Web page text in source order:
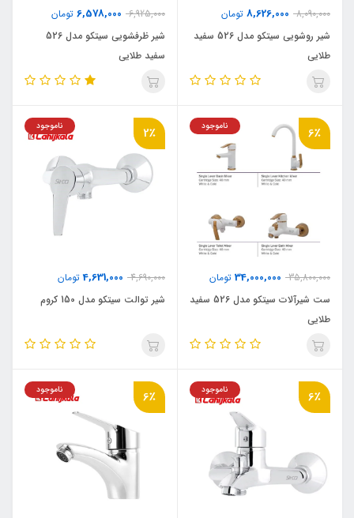
8,090,000
8,626,000 تومان
شیر روشویی سیتکو مدل 526 سفید
طلایی
6,925,000
6,578,000 تومان
شیر ظرفشویی سیتکو مدل 526
سفید طلایی
6٪
35,800,000
34,000,000 تومان
ناموجود
ست شیرآلات سیتکو مدل 526 سفید
طلایی
2٪
4,690,000
4,631,000تومان
ناموجود
شیر توالت سیتکو مدل 150 کروم
6٪ ناموجود 6٪ ناموجود